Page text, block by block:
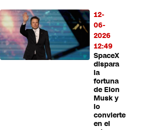
12-
06-
2026
12:49
SpaceX
dispara
la
fortuna
de Elon
Musk y
lo
convierte
en el